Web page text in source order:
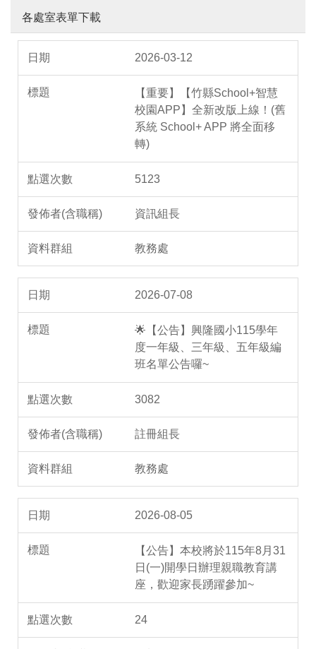
各處室表單下載
2026-03-12
【重要】【竹縣School+智慧
校園APP】全新改版上線！(舊
系統 School+ APP 將全面移
轉)
5123
資訊組長
教務處
2026-07-08
🌟【公告】興隆國小115學年
度一年級、三年級、五年級編
班名單公告囉~
3082
註冊組長
教務處
2026-08-05
【公告】本校將於115年8月31
日(一)開學日辦理親職教育講
座，歡迎家長踴躍參加~
24